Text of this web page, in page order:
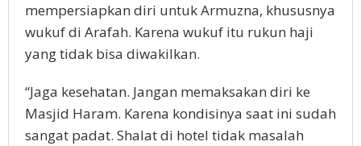
mempersiapkan diri untuk Armuzna, khususnya
wukuf di Arafah. Karena wukuf itu rukun haji
yang tidak bisa diwakilkan.
“Jaga kesehatan. Jangan memaksakan diri ke
Masjid Haram. Karena kondisinya saat ini sudah
sangat padat. Shalat di hotel tidak masalah